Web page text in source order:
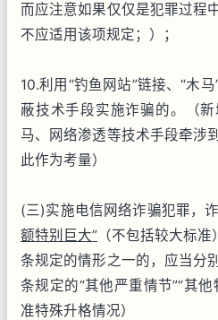
而应注意如果仅仅是犯罪过程
不应适用该项规定；）；
10.利用“钓鱼网站”链接、“木
蔽技术手段实施诈骗的。（
马、网络渗透等技术手段牵涉
此作为考量）
(三)实施电信网络诈骗犯罪，
额特别巨大” （不包括较大标
条规定的情形之一的，应当分
条规定的“其他严重情节”“其
准特殊升格情况）